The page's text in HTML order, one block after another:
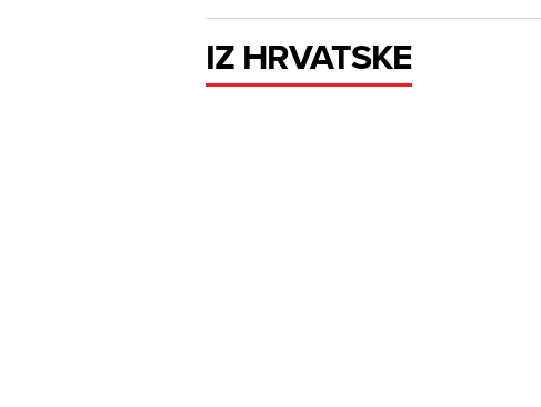
IZ HRVATSKE